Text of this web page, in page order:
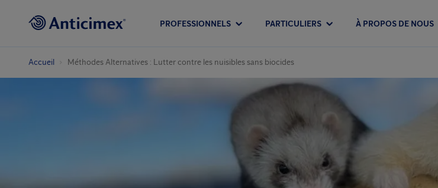
PROFESSIONNELS PARTICULIERS À PROPOS DE NOUS
Accueil Méthodes Alternatives : Lutter contre les nuisibles sans biocides